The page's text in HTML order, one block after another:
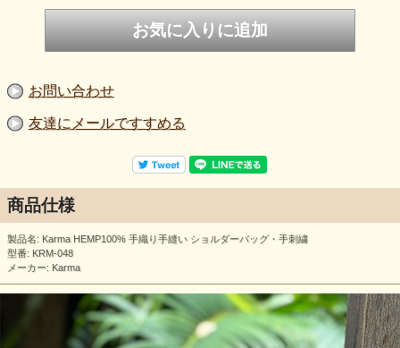
お問い合わせ
友達にメールですすめる
商品仕様
製品名: Karma HEMP100% 手織り手縫い ショルダーバッグ・手刺繍
型番: KRM-048
メーカー: Karma